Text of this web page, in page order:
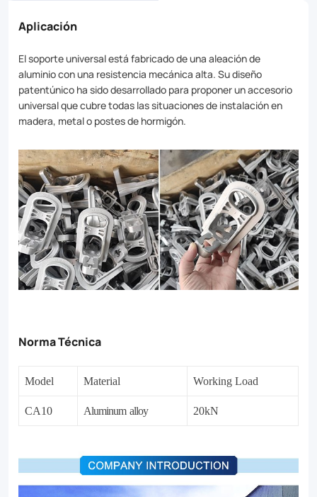
Aplicación
El soporte universal está fabricado de una aleación de
aluminio con una resistencia mecánica alta. Su diseño
patentúnico ha sido desarrollado para proponer un accesorio
universal que cubre todas las situaciones de instalación en
madera, metal o postes de hormigón.
Norma Técnica
Model Material Working Load
CA10 Aluminum alloy 20kN